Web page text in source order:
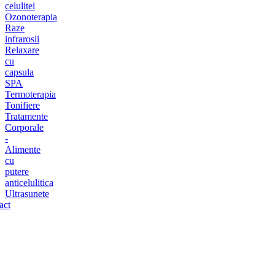
celulitei
Ozonoterapia
Raze
infrarosii
Relaxare
cu
capsula
SPA
Termoterapia
Tonifiere
Tratamente
Corporale
-
Alimente
cu
putere
anticelulitica
Ultrasunete